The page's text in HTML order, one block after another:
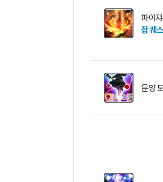
파이쟈
잡 퀘
문양